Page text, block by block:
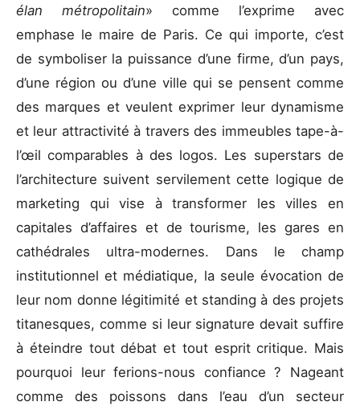
élan métropolitain» comme l’exprime avec
emphase le maire de Paris. Ce qui importe, c’est
de symboliser la puissance d’une firme, d’un pays,
d’une région ou d’une ville qui se pensent comme
des marques et veulent exprimer leur dynamisme
et leur attractivité à travers des immeubles tape-à-
l’œil comparables à des logos. Les superstars de
l’architecture suivent servilement cette logique de
marketing qui vise à transformer les villes en
capitales d’affaires et de tourisme, les gares en
cathédrales ultra-modernes. Dans le champ
institutionnel et médiatique, la seule évocation de
leur nom donne légitimité et standing à des projets
titanesques, comme si leur signature devait suffire
à éteindre tout débat et tout esprit critique. Mais
pourquoi leur ferions-nous confiance ? Nageant
comme des poissons dans l’eau d’un secteur